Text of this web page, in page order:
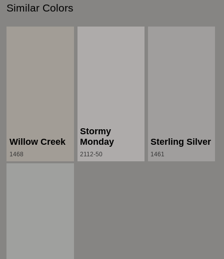
Similar Colors
Willow Creek
1468
Stormy
Monday
2112-50
Sterling Silver
1461